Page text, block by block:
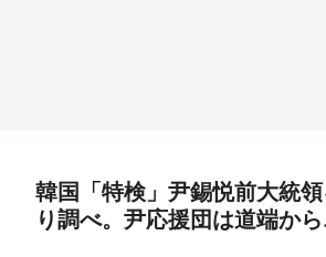
韓国「特検」尹錫悦前大統
り調べ。尹応援団は道端か